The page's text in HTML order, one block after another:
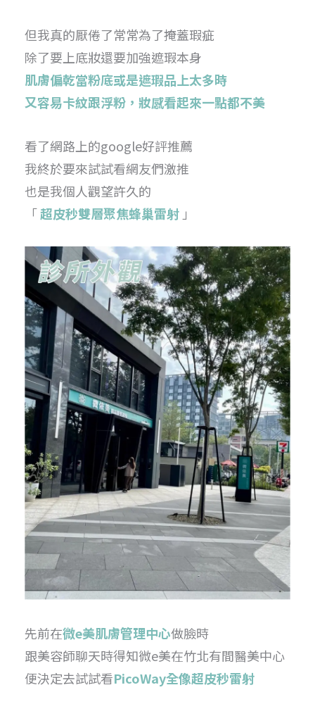
但我真的厭倦了常常為了掩蓋瑕疵
除了要上底妝還要加強遮瑕本身
肌膚偏乾當粉底或是遮瑕品上太多時
又容易卡紋跟浮粉，妝感看起來一點都不美
看了網路上的google好評推薦
我終於要來試試看網友們激推
也是我個人觀望許久的
「超皮秒雙層聚焦蜂巢雷射 」
先前在微e美肌膚管理中心做臉時
跟美容師聊天時得知微e美在竹北有間醫美中心
便決定去試試看PicoWay全像超皮秒雷射